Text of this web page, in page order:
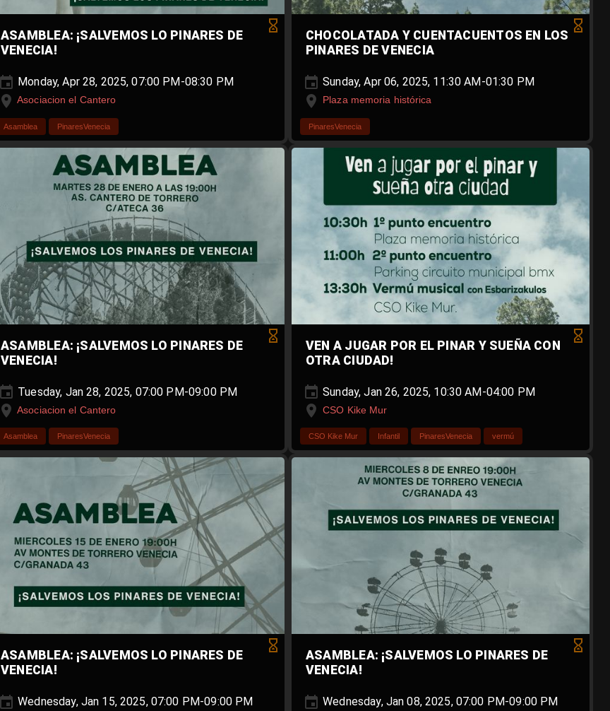
ASAMBLEA: ¡SALVEMOS LO PINARES DE
VENECIA!
Monday, Apr 28, 2025, 07:00 PM-08:30 PM
Asociacion el Cantero
Asamblea PinaresVenecia
CHOCOLATADA Y CUENTACUENTOS EN LOS
PINARES DE VENECIA
Sunday, Apr 06, 2025, 11:30 AM-01:30 PM
Plaza memoria histórica
PinaresVenecia
ASAMBLEA: ¡SALVEMOS LO PINARES DE
VENECIA!
Tuesday, Jan 28, 2025, 07:00 PM-09:00 PM
Asociacion el Cantero
Asamblea PinaresVenecia
VEN A JUGAR POR EL PINAR Y SUEÑA CON
OTRA CIUDAD!
Sunday, Jan 26, 2025, 10:30 AM-04:00 PM
CSO Kike Mur
CSO Kike Mur Infantil PinaresVenecia vermú
ASAMBLEA: ¡SALVEMOS LO PINARES DE
VENECIA!
Wednesday, Jan 15, 2025, 07:00 PM-09:00 PM
ASAMBLEA: ¡SALVEMOS LO PINARES DE
VENECIA!
Wednesday, Jan 08, 2025, 07:00 PM-09:00 PM